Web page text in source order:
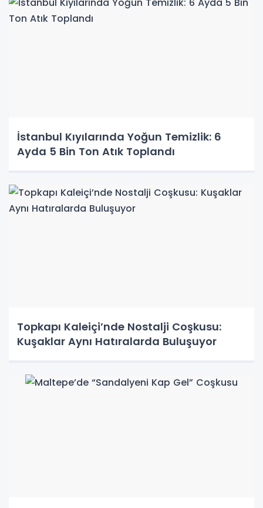
İstanbul Kıyılarında Yoğun Temizlik: 6
Ayda 5 Bin Ton Atık Toplandı
Topkapı Kaleiçi’nde Nostalji Coşkusu:
Kuşaklar Aynı Hatıralarda Buluşuyor